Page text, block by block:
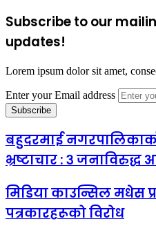
Subscribe to our
updates!
Lorem ipsum dolor sit amet,
Enter your Email address
बहुदरमाई
भ्रष्टाचार : ३ जनाविरुद्ध
मिडिया काउन्सिल मधेस
पत्रकारहरूको विरोध